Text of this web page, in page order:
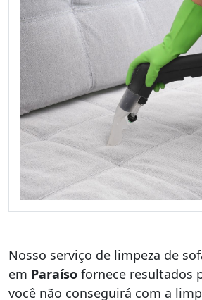
Nosso serviço de limpeza de
em Paraíso fornece resultados
você não conseguirá com a